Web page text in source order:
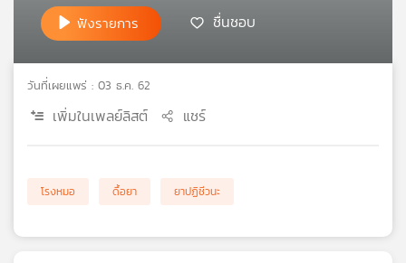
เครือ
ข่าย
ฟังรายการ ชื่นชอบ
วันที่เผยแพร่ : 03 ธ.ค. 62
เพิ่มในเพลย์ลิสต์ แชร์
โรงหมอ ดื้อยา ยาปฏิชีวนะ